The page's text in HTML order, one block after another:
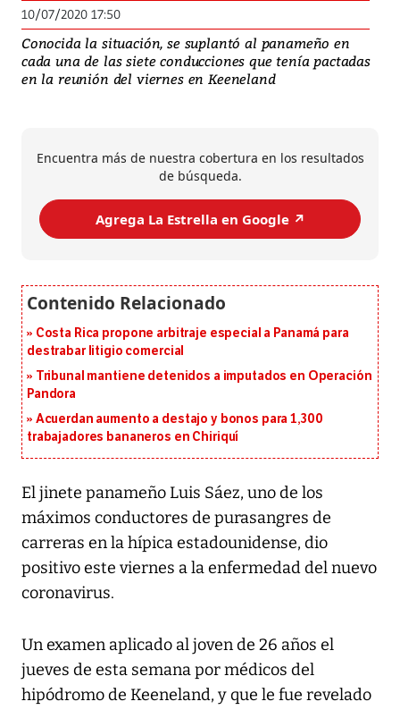
10/07/2020 17:50
Conocida la situación, se suplantó al panameño en
cada una de las siete conducciones que tenía pactadas
en la reunión del viernes en Keeneland
Encuentra más de nuestra cobertura en los resultados
de búsqueda.
Agrega La Estrella en Google ↗️
Costa Rica propone arbitraje especial a Panamá para
destrabar litigio comercial
Tribunal mantiene detenidos a imputados en Operación
Pandora
Acuerdan aumento a destajo y bonos para 1,300
trabajadores bananeros en Chiriquí
El jinete panameño Luis Sáez, uno de los
máximos conductores de purasangres de
carreras en la hípica estadounidense, dio
positivo este viernes a la enfermedad del nuevo
coronavirus.
Un examen aplicado al joven de 26 años el
jueves de esta semana por médicos del
hipódromo de Keeneland, y que le fue revelado